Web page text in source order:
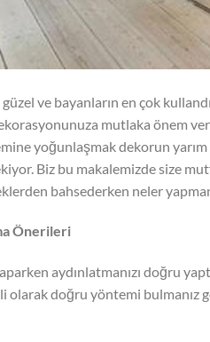
ve bayanların en çok
mutlaka önem
yoğunlaşmak dekorun yarım
Biz bu makalemizde size
bahsederken neler
Önerileri
aydınlatmanızı doğru
olarak doğru yöntemi bulmanız